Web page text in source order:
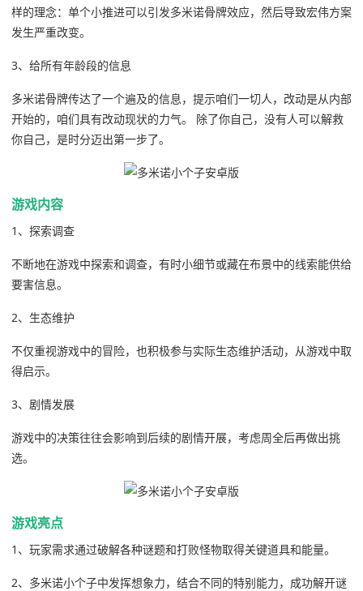
样的理念：单个小推进可以引发多米诺骨牌效应，然后导致宏伟方案
发生严重改变。
3、给所有年龄段的信息
多米诺骨牌传达了一个遍及的信息，提示咱们一切人，改动是从内部
开始的，咱们具有改动现状的力气。 除了你自己，没有人可以解救
你自己，是时分迈出第一步了。
游戏内容
1、探索调查
不断地在游戏中探索和调查，有时小细节或藏在布景中的线索能供给
要害信息。
2、生态维护
不仅重视游戏中的冒险，也积极参与实际生态维护活动，从游戏中取
得启示。
3、剧情发展
游戏中的决策往往会影响到后续的剧情开展，考虑周全后再做出挑
选。
游戏亮点
1、玩家需求通过破解各种谜题和打败怪物取得关键道具和能量。
2、多米诺小个子中发挥想象力，结合不同的特别能力，成功解开谜